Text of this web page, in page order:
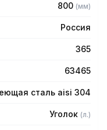
800 (мм)
Россия
365
63465
сталь aisi 304
Уголок (л.)